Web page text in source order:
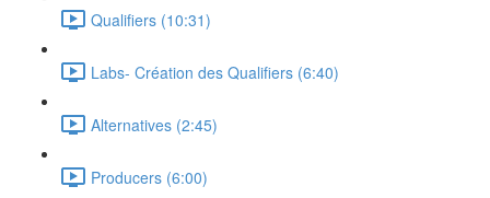
Qualifiers (10:31)
Labs- Création des Qualifiers (6:40)
Alternatives (2:45)
Producers (6:00)